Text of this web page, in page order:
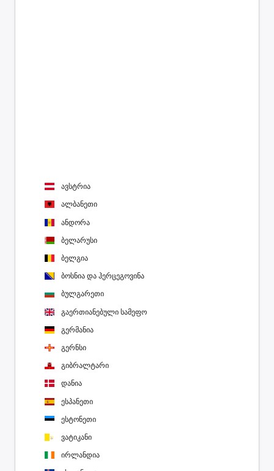
ავსტრია
ალბანეთი
ანდორა
ბელარუსი
ბელგია
ბოსნია და ჰერცეგოვინა
ბულგარეთი
გაერთიანებული სამეფო
გერმანია
გერნსი
გიბრალტარი
დანია
ესპანეთი
ესტონეთი
ვატიკანი
ირლანდია